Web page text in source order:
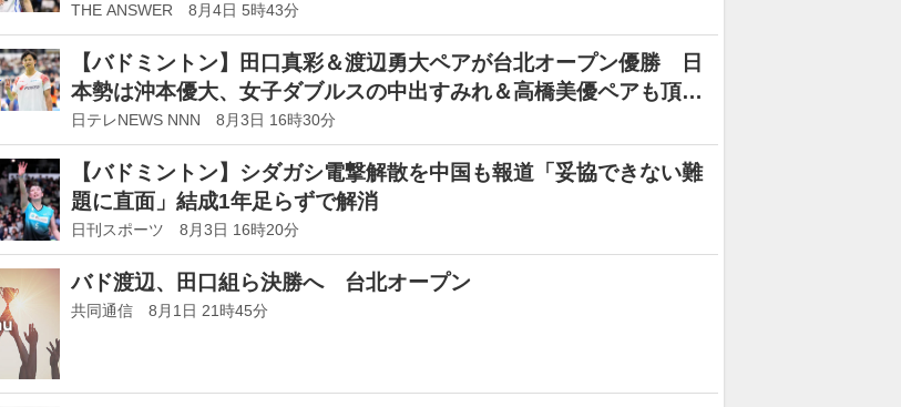
THE ANSWER 8月4日 5時43分
【バドミントン】田口真彩＆渡辺勇大ペアが台北オープン優勝 日
本勢は沖本優大、女子ダブルスの中出すみれ＆高橋美優ペアも頂点
に立つ
日テレNEWS NNN 8月3日 16時30分
【バドミントン】シダガシ電撃解散を中国も報道「妥協できない難
題に直面」結成1年足らずで解消
日刊スポーツ 8月3日 16時20分
バド渡辺、田口組ら決勝へ 台北オープン
共同通信 8月1日 21時45分